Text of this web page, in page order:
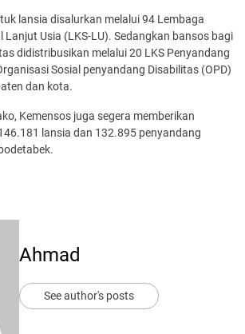
lansia disalurkan melalui 94 Lembaga
Lanjut Usia (LKS-LU). Sedangkan bansos bagi
didistribusikan melalui 20 LKS Penyandang
Sosial penyandang Disabilitas (OPD)
dan kota.
Kemensos juga segera memberikan
lansia dan 132.895 penyandang
Ahmad
See author's posts